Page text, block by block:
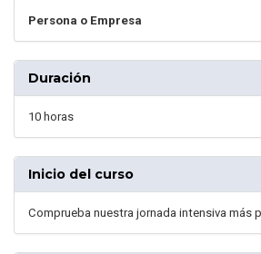
Persona o Empresa
Duración
10 horas
Inicio del curso
Comprueba nuestra jornada intensiva más